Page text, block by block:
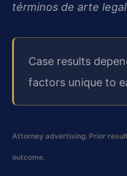
términos de arte
Case results
factors unique to
Attorney advertising. Prior
outcome.